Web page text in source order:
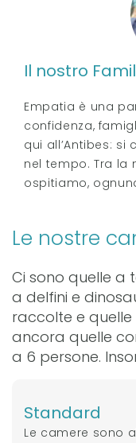
Il nostro
Empatia è una
confidenza,
qui all’Antibes:
nel tempo. Tra la
ospitiamo,
Le nostre
Ci sono quelle a
a delfini e
raccolte e quelle
ancora quelle
a 6 persone.
Standard
Le camere sono